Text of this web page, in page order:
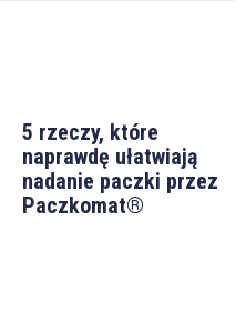
5 rzeczy, które
naprawdę ułatwiają
nadanie paczki przez
Paczkomat®